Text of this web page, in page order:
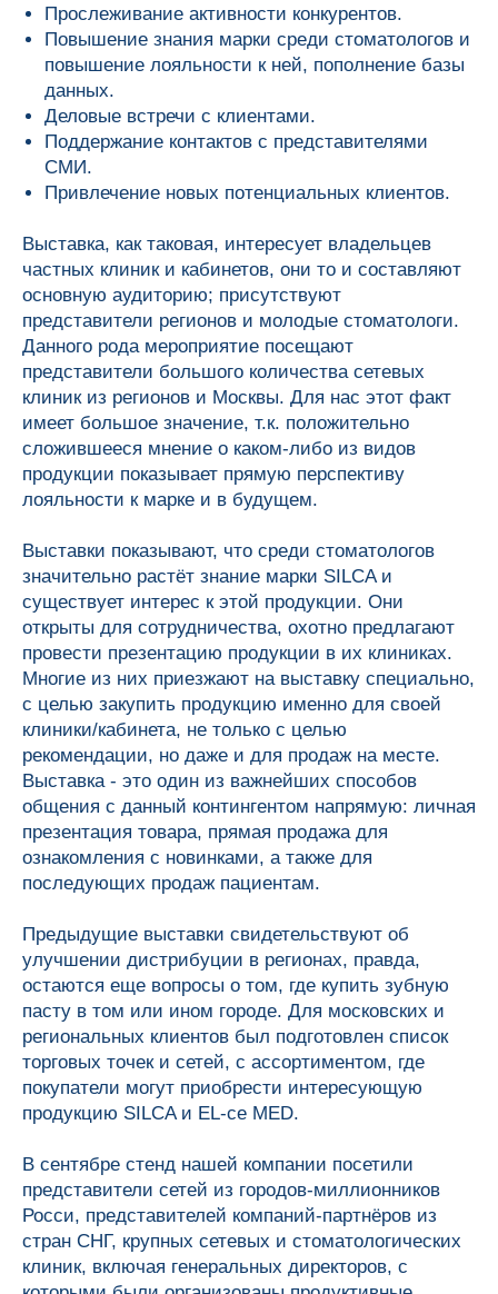
Прослеживание активности конкурентов.
Повышение знания марки среди стоматологов и
повышение лояльности к ней, пополнение базы
данных.
Деловые встречи с клиентами.
Поддержание контактов с представителями
СМИ.
Привлечение новых потенциальных клиентов.
Выставка, как таковая, интересует владельцев
частных клиник и кабинетов, они то и составляют
основную аудиторию; присутствуют
представители регионов и молодые стоматологи.
Данного рода мероприятие посещают
представители большого количества сетевых
клиник из регионов и Москвы. Для нас этот факт
имеет большое значение, т.к. положительно
сложившееся мнение о каком-либо из видов
продукции показывает прямую перспективу
лояльности к марке и в будущем.
Выставки показывают, что среди стоматологов
значительно растёт знание марки SILCA и
существует интерес к этой продукции. Они
открыты для сотрудничества, охотно предлагают
провести презентацию продукции в их клиниках.
Многие из них приезжают на выставку специально,
с целью закупить продукцию именно для своей
клиники/кабинета, не только с целью
рекомендации, но даже и для продаж на месте.
Выставка - это один из важнейших способов
общения с данный контингентом напрямую: личная
презентация товара, прямая продажа для
ознакомления с новинками, а также для
последующих продаж пациентам.
Предыдущие выставки свидетельствуют об
улучшении дистрибуции в регионах, правда,
остаются еще вопросы о том, где купить зубную
пасту в том или ином городе. Для московских и
региональных клиентов был подготовлен список
торговых точек и сетей, с ассортиментом, где
покупатели могут приобрести интересующую
продукцию SILCA и EL-ce MED.
В сентябре стенд нашей компании посетили
представители сетей из городов-миллионников
Росси, представителей компаний-партнёров из
стран СНГ, крупных сетевых и стоматологических
клиник, включая генеральных директоров, с